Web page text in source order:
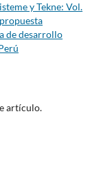
y Tekne: Vol.
de desarrollo
artículo.